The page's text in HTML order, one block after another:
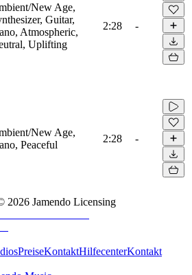
New Age,
Guitar,
Atmospheric,
Uplifting
2:28 -
New Age,
Peaceful
2:28 -
2026 Jamendo Licensing
PreiseKontaktHilfecenterKontakt